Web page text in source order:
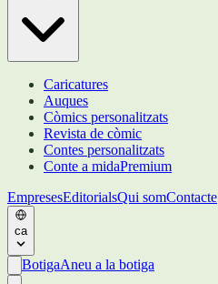
Caricatures
Auques
Còmics personalitzats
Revista de còmic
Contes personalitzats
Conte a midaPremium
EmpresesEditorialsQui somContacte
ca
BotigaAneu a la botiga